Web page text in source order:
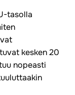
tasolla
kesken 20
nopeasti